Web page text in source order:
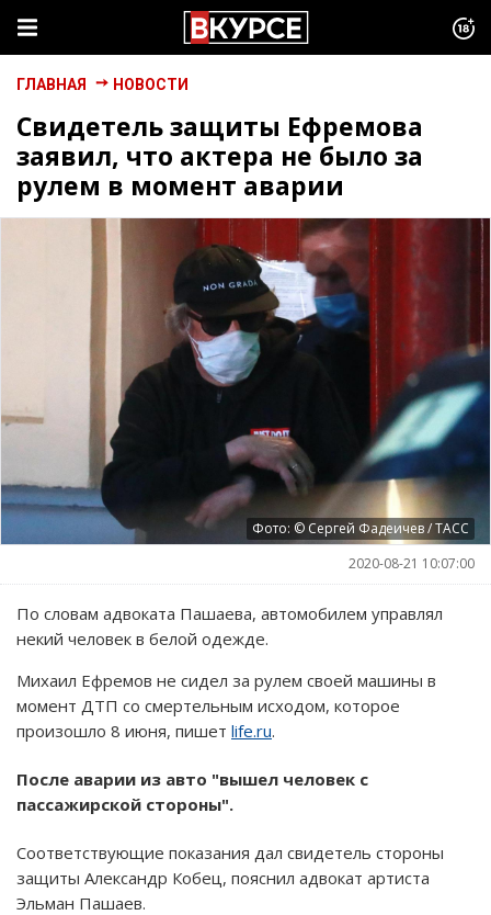
ГЛАВНАЯ НОВОСТИ
Свидетель защиты Ефремова
заявил, что актера не было за
рулем в момент аварии
Фото: © Сергей Фадеичев / ТАСС
2020-08-21 10:07:00
По словам адвоката Пашаева, автомобилем управлял
некий человек в белой одежде.
Михаил Ефремов не сидел за рулем своей машины в
момент ДТП со смертельным исходом, которое
произошло 8 июня, пишет life.ru.
После аварии из авто "вышел человек с
пассажирской стороны".
Соответствующие показания дал свидетель стороны
защиты Александр Кобец, пояснил адвокат артиста
Эльман Пашаев.